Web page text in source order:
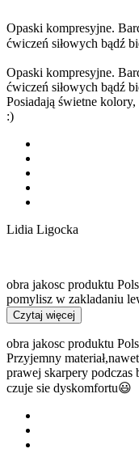
Opaski kompresyjne.
ćwiczeń siłowych bądź
Opaski kompresyjne.
ćwiczeń siłowych bądź
Posiadają świetne
:)
Lidia Ligocka
obra jakosc produktu
pomylisz w zakladaniu
Czytaj więcej
obra jakosc produktu
Przyjemny
prawej skarpery podczas
czuje sie dyskomfortu😃